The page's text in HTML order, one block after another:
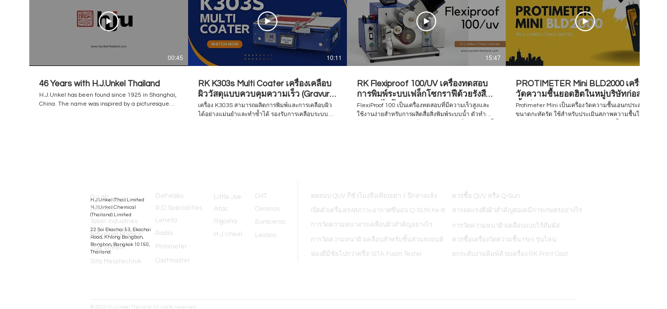
00:45
46 Years with H.J.Unkel Thailand
H.J.Unkel has been found since 1925 in Shanghai,
China. The name was inspired by a picturesque
are closely connected with leading professional
technology in Europe and America, and have rich
experience in testing instruments and water-
based chemical raw materials. We introduce the
world's best equipment and chemical raw
materials, and provide professional services to
users. We are committed to becoming experts in
the industry to meet the diverse requirements of
10:11
RK K303s Multi Coater เครื่องเคลือบ
ผิววัสดุแบบควบคุมความเร็ว (Gravure
/ Flexo / Bar Coater)
เครื่อง K303S สามารถผลิตการพิมพ์และการเคลือบผิว
ได้อย่างแม่นยำและทำซ้ำได้ รองรับการเคลือบระบบ
15:47
RK Flexiproof 100/UV เครื่องทดสอบ
การพิมพ์ระบบเฟล็กโซกราฟีด้วยรังสี
อัลตราไวโอเลต
FlexiProof 100 เป็นเครื่องทดสอบที่มีความเร็วสูงและ
ใช้งานง่ายสำหรับการผลิตสื่อสิ่งพิมพ์ระบบน้ำ ตัวทำ
more www.hjunkel-thailand.com Inquiry/Quotation
PROTIMETER Mini BLD2000 เครื่อง
วัดความชื้นยอดฮิตในหมู่บริษัทก่อสร้าง
ชั้นนำ
Protimeter Mini เป็นเครื่องวัดความชื้นเอนกประสงค์
ขนาดกะทัดรัด ใช้สำหรับประเมินสภาพความชื้นใน
ทดสอบ QUV กี่ชั่วโมงจึงเทียบเท่า 1 ปีกลางแจ้ง
เปิดตัวเครื่องเร่งสภาวะอากาศซีนอน Q-SUN Xe-8
การวัดความหนาสารเคลือบผิวสำคัญอย่างไร
การวัดความหนาผิวเคลือบสำหรับชิ้นส่วนรถยนต์
ฟองดีมีชัยไปกว่าครึ่ง! SITA Foam Tester
ควรซื้อ QUV หรือ Q-Sun
สารลดแรงตึงผิวสำคัญต่อเคมีการเกษตรอย่างไร
การวัดความหนาผิวเคลือบแบบไร้สัมผัส
ควรซื้อเครื่องวัดความชื้น Mini รุ่นไหน
ยกระดับงานพิมพ์ด้วยเครื่อง RK Print Coat
H.J.Unkel (Thai) Limited
H.J.Unkel Chemical
(Thailand) Limited
​22 Soi Ekachai 53, Ekachai
Road, Khlong Bangbon,
Bangbon, Bangkok 10150,
Thailand
Q-Lab
RK Print
Taber Industries
Industrial Physics
TQC Sheen
Sita Messtechnik
DeFelsko
R.D.Specialities
Leneta
Radia
Protimeter
Coatmaster
Little Joe
Atac
Rigosha
H.J.Unkel
CHT
Ceronas
Euroceras
Levaco
© 2023 H.J.Unkel Thailand. All rights reserved.